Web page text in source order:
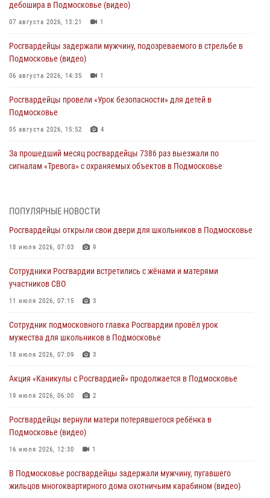
дебошира в Подмосковье (видео)
07 августа 2026, 13:21 1
Росгвардейцы задержали мужчину, подозреваемого в стрельбе в
Подмосковье (видео)
06 августа 2026, 14:35 1
Росгвардейцы провели «Урок безопасности» для детей в
Подмосковье
05 августа 2026, 15:52 4
За прошедший месяц росгвардейцы 7386 раз выезжали по
сигналам «Тревога» с охраняемых объектов в Подмосковье
Росгвардейцы пресекли кражу из супермаркета в Подмосковье
03 августа 2026, 15:26
«семейным подрядом» в Подмосковье (видео)
03 августа 2026, 14:57
крупную сумму в Подмосковье
31 июля 2026, 14:00
действиях в Подмосковье (видео)
31 июля 2026, 09:30 1
ПОПУЛЯРНЫЕ НОВОСТИ
Росгвардейцы открыли свои двери для школьников в Подмосковье
18 июля 2026, 07:03 9
Сотрудники Росгвардии встретились с жёнами и матерями
участников СВО
11 июля 2026, 07:15 3
Сотрудник подмосковного главка Росгвардии провёл урок
мужества для школьников в Подмосковье
18 июля 2026, 07:09 3
Акция «Каникулы с Росгвардией» продолжается в Подмосковье
19 июля 2026, 06:00 2
Росгвардейцы вернули матери потерявшегося ребёнка в
Подмосковье (видео)
16 июля 2026, 12:30 1
В Подмосковье росгвардейцы задержали мужчину, пугавшего
жильцов многоквартирного дома охотничьим карабином (видео)